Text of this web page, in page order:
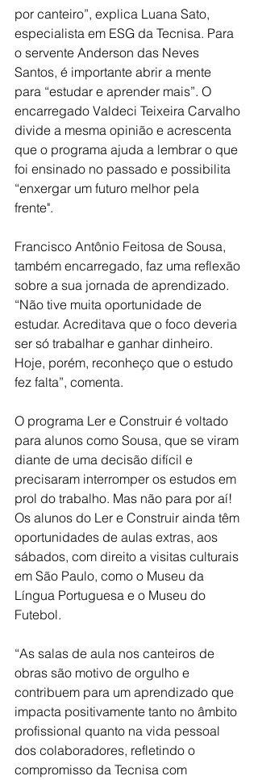
por canteiro”, explica Luana Sato,
especialista em ESG da Tecnisa. Para
o servente Anderson das Neves
Santos, é importante abrir a mente
para “estudar e aprender mais”. O
encarregado Valdeci Teixeira Carvalho
divide a mesma opinião e acrescenta
que o programa ajuda a lembrar o que
foi ensinado no passado e possibilita
“enxergar um futuro melhor pela
frente".
Francisco Antônio Feitosa de Sousa,
também encarregado, faz uma reflexão
sobre a sua jornada de aprendizado.
“Não tive muita oportunidade de
estudar. Acreditava que o foco deveria
ser só trabalhar e ganhar dinheiro.
Hoje, porém, reconheço que o estudo
fez falta”, comenta.
O programa Ler e Construir é voltado
para alunos como Sousa, que se viram
diante de uma decisão difícil e
precisaram interromper os estudos em
prol do trabalho. Mas não para por aí!
Os alunos do Ler e Construir ainda têm
oportunidades de aulas extras, aos
sábados, com direito a visitas culturais
em São Paulo, como o Museu da
Língua Portuguesa e o Museu do
Futebol.
“As salas de aula nos canteiros de
obras são motivo de orgulho e
contribuem para um aprendizado que
impacta positivamente tanto no âmbito
profissional quanto na vida pessoal
dos colaboradores, refletindo o
compromisso da Tecnisa com